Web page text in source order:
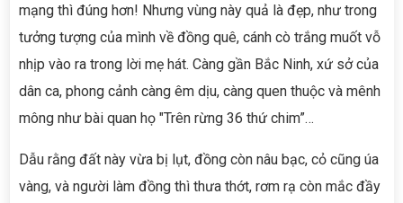
mạng thì đúng hơn! Nhưng vùng này quả là đẹp, như trong
tưởng tượng của mình về đồng quê, cánh cò trắng muốt vỗ
nhịp vào ra trong lời mẹ hát. Càng gần Bắc Ninh, xứ sở của
dân ca, phong cảnh càng êm dịu, càng quen thuộc và mênh
mông như bài quan họ "Trên rừng 36 thứ chim”…
Dẫu rằng đất này vừa bị lụt, đồng còn nâu bạc, cỏ cũng úa
vàng, và người làm đồng thì thưa thớt, rơm rạ còn mắc đầy